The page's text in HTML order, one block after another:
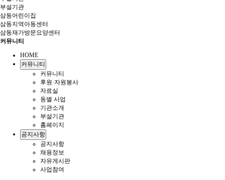
부설기관
삼동어린이집
삼동지역아동센터
삼동재가방문요양센터
커뮤니티
HOME
커뮤니티
커뮤니티
후원·자원봉사
자료실
동별 사업
기관소개
부설기관
홈페이지
공지사항
공지사항
채용정보
자유게시판
사업참여